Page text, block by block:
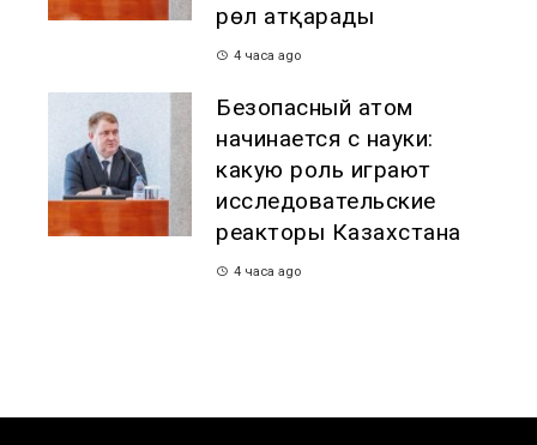
рөл атқарады
4 часа ago
Безопасный атом
начинается с науки:
какую роль играют
исследовательские
реакторы Казахстана
4 часа ago